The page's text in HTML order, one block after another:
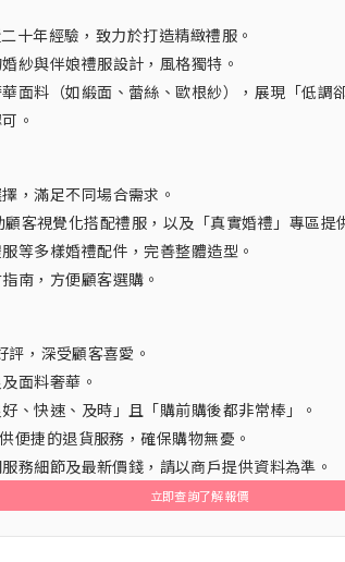
十年經驗，致力於打造精緻禮服。
紗與伴娘禮服設計，風格獨特。
面料（如緞面、蕾絲、歐根紗），展現「低調
。
，滿足不同場合需求。
客視覺化搭配禮服，以及「真實婚禮」專區提
等多樣婚禮配件，完善整體造型。
南，方便顧客選購。
，深受顧客喜愛。
面料奢華。
、快速、及時」且「購前購後都非常棒」。
便捷的退貨服務，確保購物無憂。
務細節及最新價錢，請以商戶提供資料為準。
立即查詢了解報價